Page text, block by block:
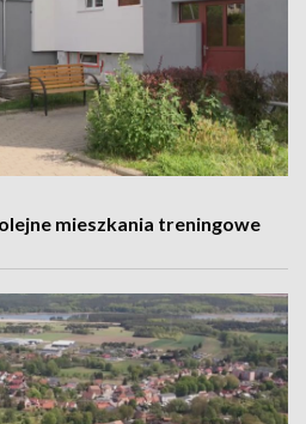
mieszkania treningowe